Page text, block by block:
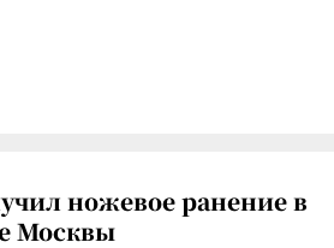
ножевое ранение в
Москвы